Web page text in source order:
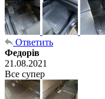
Ответить
Федорів
21.08.2021
Все супер